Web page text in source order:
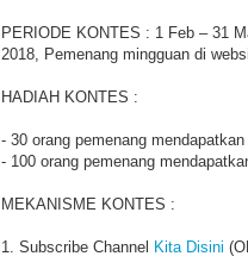
PERIODE KONTES : 1 Feb – 31
2018, Pemenang mingguan di
HADIAH KONTES :
- 30 orang pemenang
- 100 orang pemenang
MEKANISME KONTES :
1. Subscribe Channel Kita Disini